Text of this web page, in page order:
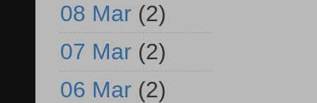
08 Mar (2)
07 Mar (2)
06 Mar (2)